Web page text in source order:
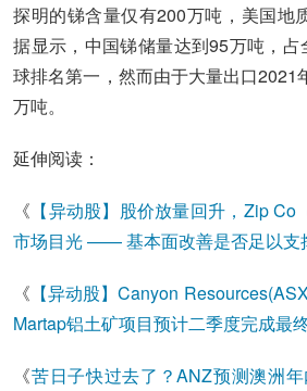
探明的锑含量仅有200万吨，美国地
据显示，中国锑储量达到95万吨，
球排名第一，然而由于大量出口2021
万吨。
延伸阅读：
《 【异动股】股价放量回升，Zip Co
市场目光 —— 基本面改善是否足以支
《 【异动股】Canyon
Martap铝土矿项目预计二季度完成最
《苦日子快过去了？ANZ预测澳洲